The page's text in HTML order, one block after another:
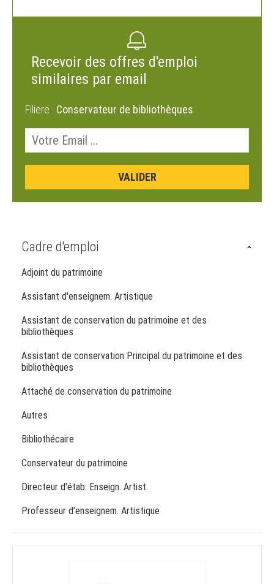
Recevoir des offres d'emploi
similaires par email
Filiere : Conservateur de bibliothèques
Cadre d'emploi
Adjoint du patrimoine
Assistant d'enseignem. Artistique
Assistant de conservation du patrimoine et des
bibliothèques
Assistant de conservation Principal du patrimoine et des
bibliothèques
Attaché de conservation du patrimoine
Autres
Bibliothécaire
Conservateur du patrimoine
Directeur d'étab. Enseign. Artist.
Professeur d'enseignem. Artistique